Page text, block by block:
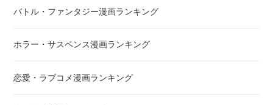
バトル・ファンタジー漫画ランキング
ホラー・サスペンス漫画ランキング
恋愛・ラブコメ漫画ランキング